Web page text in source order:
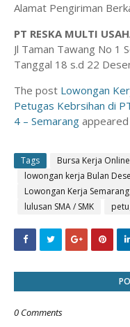
Alamat Pengiriman
PT RESKA MULTI
Jl Taman Tawang No 1
Tanggal 18 s.d 22
The post Lowongan
Petugas Kebrsihan di
4 – Semarang
Tags Bursa Kerja
lowongan kerja Bulan
Lowongan Kerja Semarang
lulusan SMA / SMK
0 Comments